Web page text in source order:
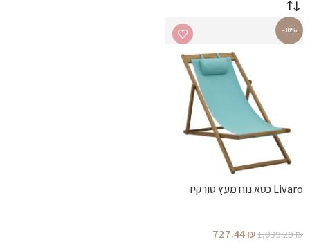
-30%
Livaro כסא נוח מעץ טורקיז
1,039.20₪
727.44₪